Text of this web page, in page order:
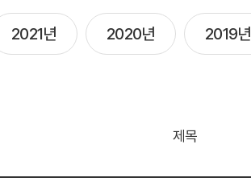
2021년 2020년 2019년
제목